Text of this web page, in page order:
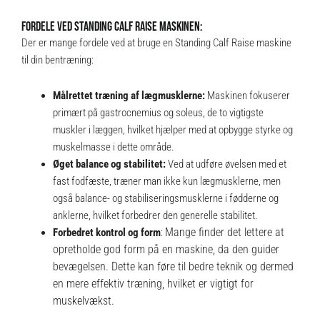
FORDELE VED STANDING CALF RAISE MASKINEN:
Der er mange fordele ved at bruge en Standing Calf Raise maskine
til din bentræning:
Målrettet træning af lægmusklerne:Maskinen fokuserer
primært på gastrocnemius og soleus, de to vigtigste
muskler i læggen, hvilket hjælper med at opbygge styrke og
muskelmasse i dette område.
Øget balance og stabilitet:Ved at udføre øvelsen med et
fast fodfæste, træner man ikke kun lægmusklerne, men
også balance- og stabiliseringsmusklerne i fødderne og
anklerne, hvilket forbedrer den generelle stabilitet.
Forbedret kontrol og form: Mange finder det lettere at
opretholde god form på en maskine, da den guider
bevægelsen. Dette kan føre til bedre teknik og dermed
en mere effektiv træning, hvilket er vigtigt for
muskelvækst.